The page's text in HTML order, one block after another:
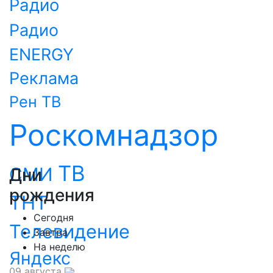
Радио
Радио
ENERGY
Реклама
Рен ТВ
Роскомнадзор
СМИ ТВ
ТНТ
Телевидение
Яндекс
Дни
рождения
Сегодня
Завтра
На неделю